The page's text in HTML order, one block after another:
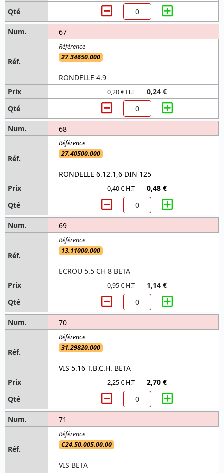
67
27.34650.000
RONDELLE 4.9
0,20 € H.T 0,24 €
68
27.40500.000
RONDELLE 6.12.1,6 DIN 125
0,40 € H.T 0,48 €
69
13.11000.000
ECROU 5.5 CH 8 BETA
0,95 € H.T 1,14 €
70
31.29820.000
VIS 5.16 T.B.C.H. BETA
2,25 € H.T 2,70 €
71
C24.50.005.00.00
VIS BETA